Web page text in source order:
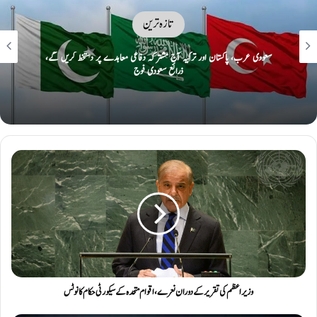
تازہ ترین
آزادکشمیر میں تیسرے مرحلے کے انتخابی شیڈول میں تبدیلی، 2 اضلاع کے الیکشن
ملتوی
وزیر اعظم کی تقریر کے دوران نعرے، اقوام متحدہ کے سیکورٹی حکام کا نوٹس